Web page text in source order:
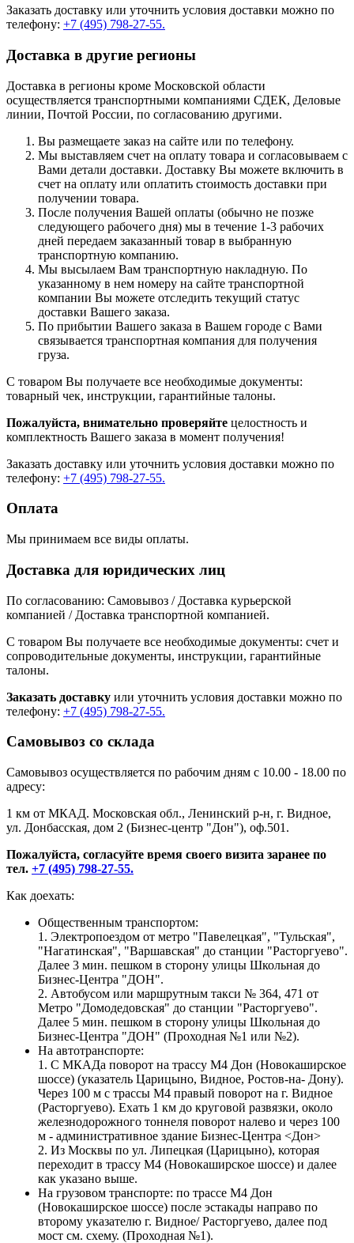
Заказать доставку или уточнить условия доставки можно по
телефону: +7 (495) 798-27-55.
Доставка в другие регионы
Доставка в регионы кроме Московской области
осуществляется транспортными компаниями СДЕК, Деловые
линии, Почтой России, по согласованию другими.
Вы размещаете заказ на сайте или по телефону.
Мы выставляем счет на оплату товара и согласовываем с
Вами детали доставки. Доставку Вы можете включить в
счет на оплату или оплатить стоимость доставки при
получении товара.
После получения Вашей оплаты (обычно не позже
следующего рабочего дня) мы в течение 1-3 рабочих
дней передаем заказанный товар в выбранную
транспортную компанию.
Мы высылаем Вам транспортную накладную. По
указанному в нем номеру на сайте транспортной
компании Вы можете отследить текущий статус
доставки Вашего заказа.
По прибытии Вашего заказа в Вашем городе с Вами
связывается транспортная компания для получения
груза.
С товаром Вы получаете все необходимые документы:
товарный чек, инструкции, гарантийные талоны.
Пожалуйста, внимательно проверяйте целостность и
комплектность Вашего заказа в момент получения!
Заказать доставку или уточнить условия доставки можно по
телефону: +7 (495) 798-27-55.
Оплата
Мы принимаем все виды оплаты.
Доставка для юридических лиц
По согласованию: Самовывоз / Доставка курьерской
компанией / Доставка транспортной компанией.
С товаром Вы получаете все необходимые документы: счет и
сопроводительные документы, инструкции, гарантийные
талоны.
Заказать доставку или уточнить условия доставки можно по
телефону: +7 (495) 798-27-55.
Самовывоз со склада
Самовывоз осуществляется по рабочим дням с 10.00 - 18.00 по
адресу:
1 км от МКАД. Московская обл., Ленинский р-н, г. Видное,
ул. Донбасская, дом 2 (Бизнес-центр "Дон"), оф.501.
Пожалуйста, согласуйте время своего визита заранее по
тел. +7 (495) 798-27-55.
Как доехать:
Общественным транспортом:
1. Электропоездом от метро "Павелецкая", "Тульская",
"Нагатинская", "Варшавская" до станции "Расторгуево".
Далее 3 мин. пешком в сторону улицы Школьная до
Бизнес-Центра "ДОН".
2. Автобусом или маршрутным такси № 364, 471 от
Метро "Домодедовская" до станции "Расторгуево".
Далее 5 мин. пешком в сторону улицы Школьная до
Бизнес-Центра "ДОН" (Проходная №1 или №2).
На автотранспорте:
1. С МКАДа поворот на трассу М4 Дон (Новокаширское
шоссе) (указатель Царицыно, Видное, Ростов-на- Дону).
Через 100 м с трассы М4 правый поворот на г. Видное
(Расторгуево). Ехать 1 км до круговой развязки, около
железнодорожного тоннеля поворот налево и через 100
м - административное здание Бизнес-Центра <Дон>
2. Из Москвы по ул. Липецкая (Царицыно), которая
переходит в трассу М4 (Новокаширское шоссе) и далее
как указано выше.
На грузовом транспорте: по трассе М4 Дон
(Новокаширское шоссе) после эстакады направо по
второму указателю г. Видное/ Расторгуево, далее под
мост см. схему. (Проходная №1).